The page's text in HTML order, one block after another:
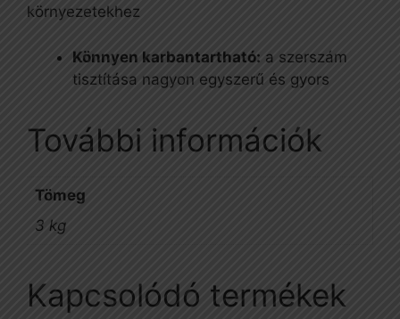
környezetekhez
Könnyen karbantartható: a szerszám
tisztítása nagyon egyszerű és gyors
További információk
Tömeg
3 kg
Kapcsolódó termékek